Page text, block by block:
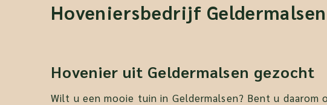
Hoveniersbedrijf Geldermalsen
Hovenier uit Geldermalsen gezocht
Wilt u een mooie tuin in Geldermalsen? Bent u